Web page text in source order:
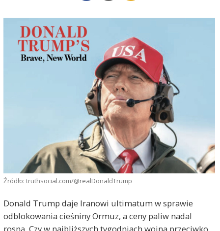
Źródło: truthsocial.com/@realDonaldTrump
Donald Trump daje Iranowi ultimatum w sprawie
odblokowania cieśniny Ormuz, a ceny paliw nadal